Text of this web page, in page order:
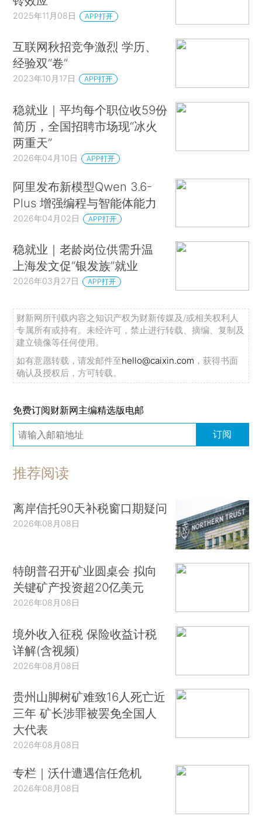
2025年11月08日 APP打开
互联网秋招竞争激烈 学历、
经验双“卷”
2023年10月17日 APP打开
稳就业｜平均每个职位收59份
简历，全国招聘市场现“冰火
两重天”
2026年04月10日 APP打开
阿里发布新模型Qwen 3.6-
Plus 增强编程与智能体能力
2026年04月02日 APP打开
稳就业｜老龄岗位供需升温
上海发文促“银发族”就业
2026年03月27日 APP打开
财新网所刊载内容之知识产权为财新传媒及/或相关权利人
专属所有或持有。未经许可，禁止进行转载、摘编、复制及
建立镜像等任何使用。
如有意愿转载，请发邮件至hello@caixin.com ，获得书面
确认及授权后，方可转载。
免费订阅财新网主编精选版电邮
订阅
推荐阅读
离岸信托90天补税窗口期疑问
2026年08月08日
特朗普召开矿业圆桌会 拟向
关键矿产投资超20亿美元
2026年08月08日
境外收入征税 保险收益计税
详解(含视频)
2026年08月08日
贵州山脚树矿难致16人死亡近
三年 矿长涉罪被罢免全国人
大代表
2026年08月08日
专栏｜沃什遭遇信任危机
2026年08月08日